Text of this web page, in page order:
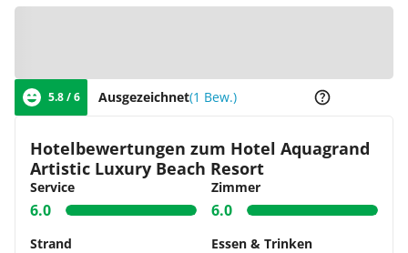
5.8 / 6 Ausgezeichnet(1 Bew.)
Hotelbewertungen zum Hotel Aquagrand
Artistic Luxury Beach Resort
Service
6.0
Zimmer
6.0
Strand Essen & Trinken